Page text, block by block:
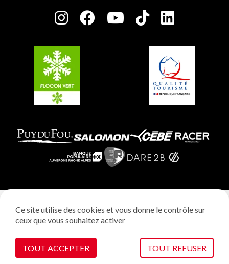
Charte des Acteurs Engagés
Plagne Villages
Plagne Aime 2000
Gestion des cookies
Ce site utilise des cookies et vous donne le contrôle sur
ceux que vous souhaitez activer
TOUT ACCEPTER TOUT REFUSER